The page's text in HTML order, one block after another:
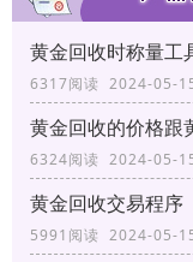
黄金回收时称量工
6317阅读 2024-05-
黄金回收的价格跟
6324阅读 2024-05-
黄金回收交易程序
5991阅读 2024-05-